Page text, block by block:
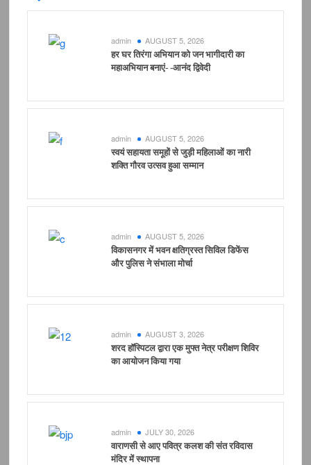
admin AUGUST 5, 2026
हर घर तिरंगा अभियान को जन भागीदारी का
महाअभियान बनाएं- -आनंद द्विवेदी
admin AUGUST 5, 2026
स्वयं सहायता समूहों से जुड़ी महिलाओं का नारी
शक्ति गौरव उत्सव हुआ सम्मान
admin AUGUST 5, 2026
विकासनगर में भवन क्षतिग्रस्त सिविल डिफेंस
और पुलिस ने संभाला मोर्चा
admin AUGUST 3, 2026
शरद हॉस्पिटल द्वारा एक मुफ्त नेत्र परीक्षण शिविर
का आयोजन किया गया
admin JULY 30, 2026
वाराणसी से आए पवित्र कलश की संत रविदास
मंदिर में स्थापना